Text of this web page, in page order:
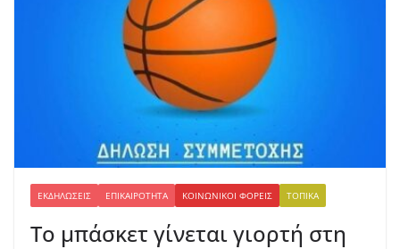
ΕΚΔΗΛΏΣΕΙΣ ΕΠΙΚΑΙΡΌΤΗΤΑ ΚΟΙΝΩΝΙΚΟΊ ΦΟΡΕΊΣ ΤΟΠΙΚΆ
Το μπάσκετ γίνεται γιορτή στη